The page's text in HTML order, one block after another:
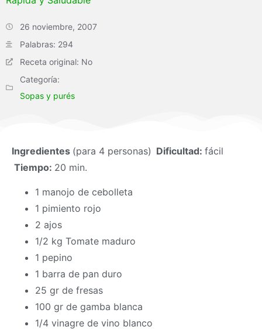
26 noviembre, 2007
Palabras: 294
Receta original: No
Categoría:
Sopas y purés
Ingredientes (para 4 personas) Dificultad: fácil
Tiempo: 20 min.
1 manojo de cebolleta
1 pimiento rojo
2 ajos
1/2 kg Tomate maduro
1 pepino
1 barra de pan duro
25 gr de fresas
100 gr de gamba blanca
1/4 vinagre de vino blanco